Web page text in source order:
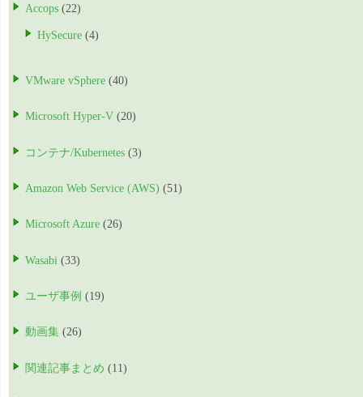
Accops (22)
HySecure (4)
VMware vSphere (40)
Microsoft Hyper-V (20)
コンテナ/Kubernetes (3)
Amazon Web Service (AWS) (51)
Microsoft Azure (26)
Wasabi (33)
ユーザ事例 (19)
動画集 (26)
関連記事まとめ (11)